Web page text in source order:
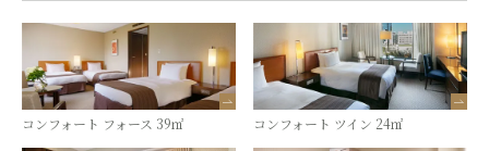
コンフォート フォース 39㎡ コンフォート ツイン 24㎡